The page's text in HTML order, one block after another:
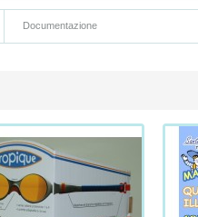
Documentazione